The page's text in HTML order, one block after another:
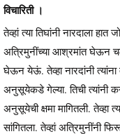
विचारिती ।
तेव्हां त्या तिघांनी नारदाला
अत्रिमुनींच्या आश्रमांत घेऊन
घेऊन येऊं. तेव्हा नारदांनी
अनुसूयेकडे गेल्या. तिची त्यांनी
अनुसूयेची क्षमा मागितली.
सांगितला. तेव्हां अत्रिमुनींनी